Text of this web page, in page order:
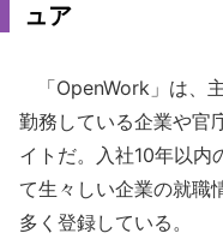
ュア
「OpenWork」は、
勤務している企業や官
イトだ。入社10年以内
て生々しい企業の就職
多く登録している。